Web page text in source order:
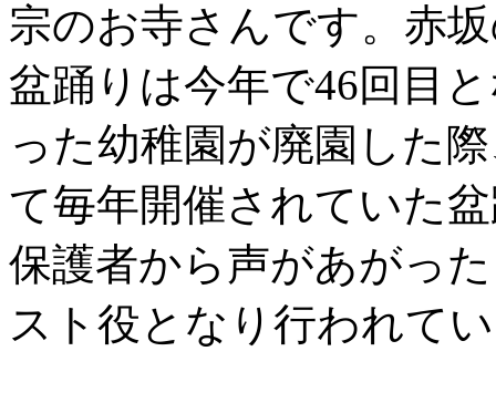
宗のお寺さんです。赤
盆踊りは今年で46回目
った幼稚園が廃園した
て毎年開催されていた
保護者から声があがっ
スト役となり行われて